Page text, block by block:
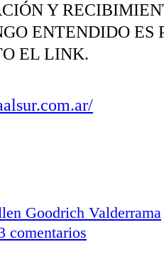
Y
ENTENDIDO ES
EL LINK.
Goodrich Valderrama
comentarios